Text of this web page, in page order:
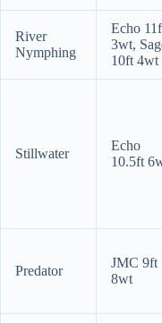
River
Nymphing
Echo
3wt,
10ft 4wt
Stillwater
Echo
10.5ft
Predator
JMC 9ft
8wt